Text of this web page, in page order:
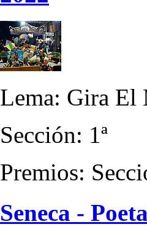
Lema: Gira El
Sección: 1ª
Premios:
Seneca -